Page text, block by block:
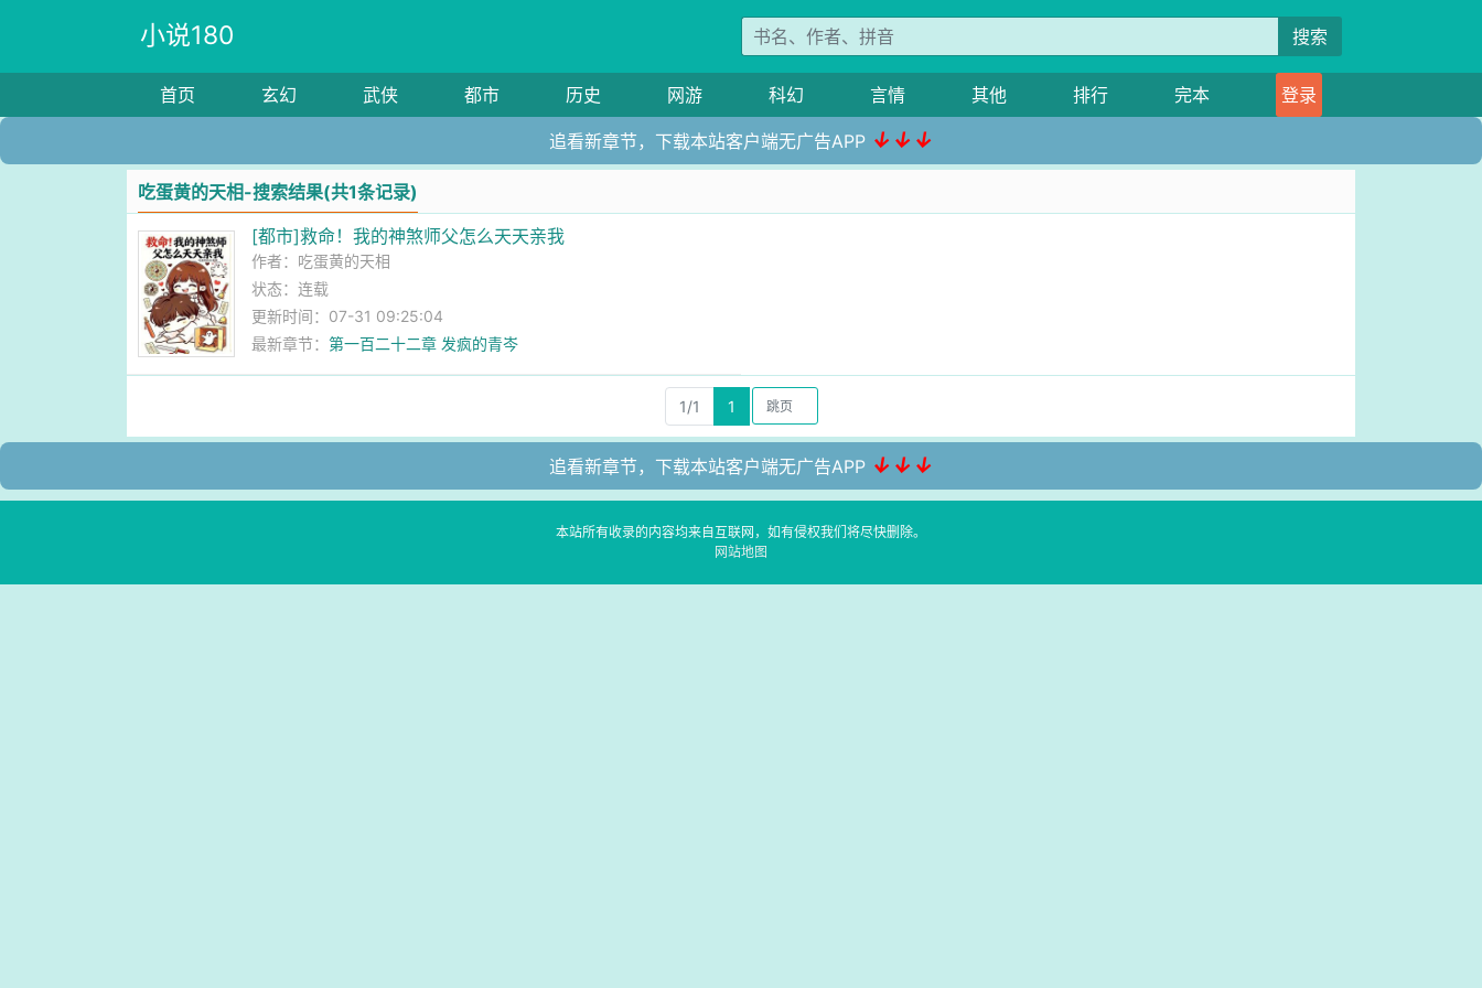
小说180 搜索
首页 玄幻 武侠 都市 历史 网游 科幻 言情 其他 排行 完本 登录
追看新章节，下载本站客户端无广告APP ↓↓↓
吃蛋黄的天相-搜索结果(共1条记录)
[都市]救命！我的神煞师父怎么天天亲我
作者： 吃蛋黄的天相
状态：连载
更新时间：07-31 09:25:04
最新章节：第一百二十二章 发疯的青岑
1/1 1
追看新章节，下载本站客户端无广告APP ↓↓↓
本站所有收录的内容均来自互联网，如有侵权我们将尽快删除。
网站地图